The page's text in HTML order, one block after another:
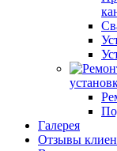
Галерея
Отзывы